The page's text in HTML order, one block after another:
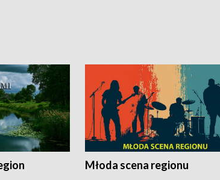
Młoda scena regionu